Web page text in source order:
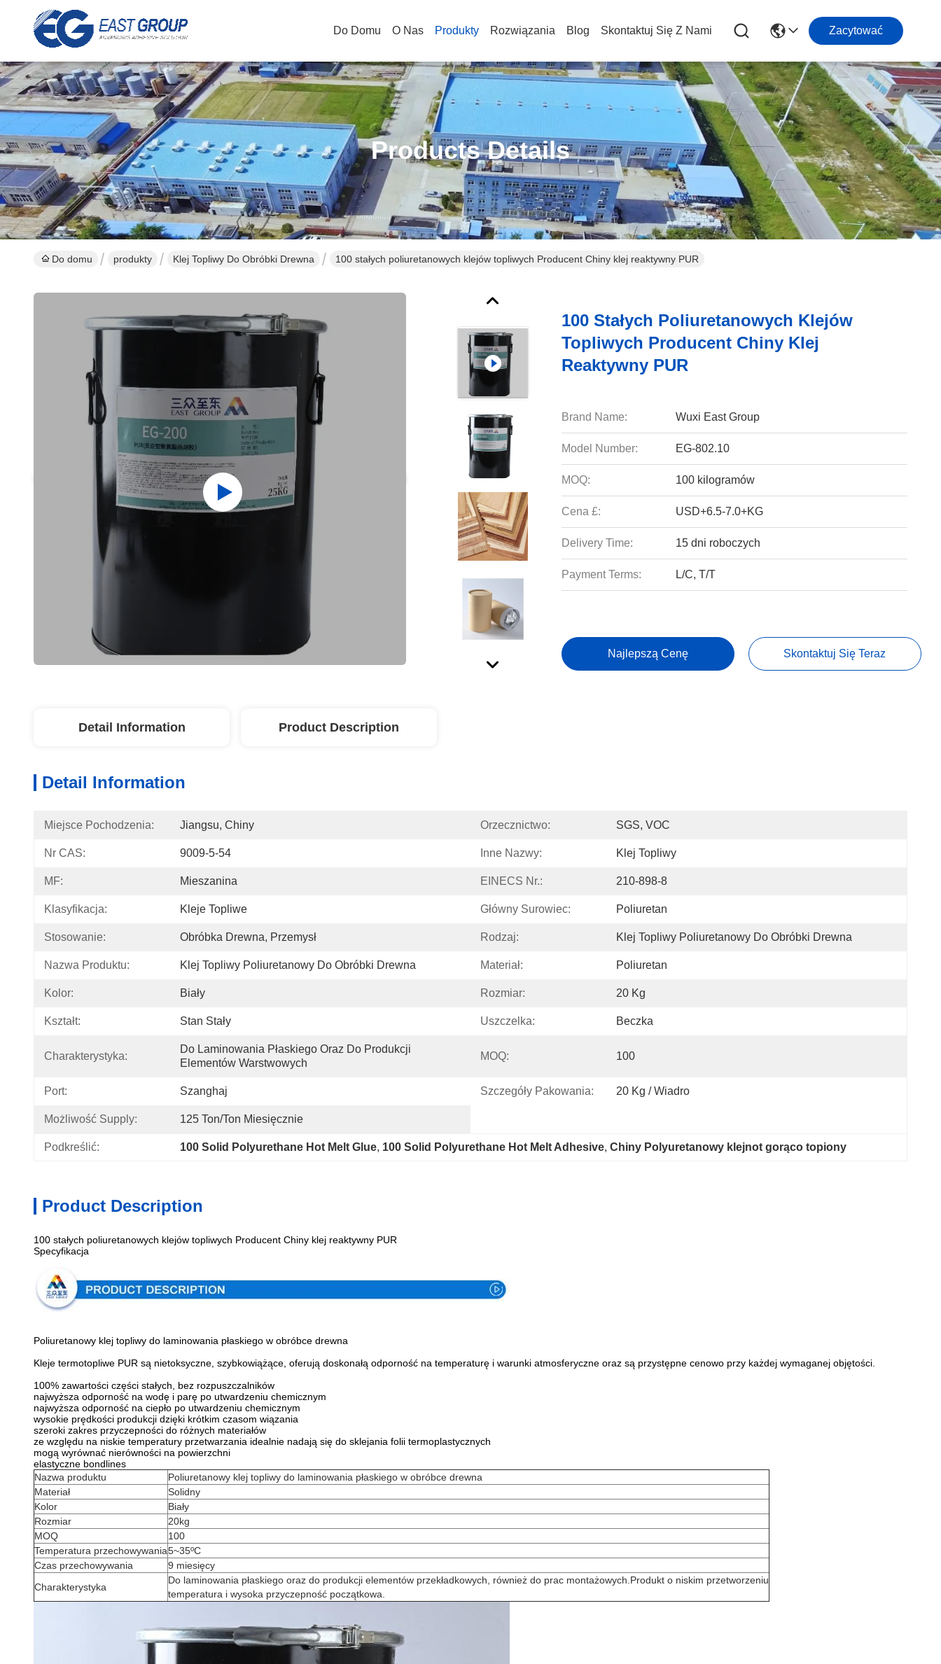
Do Domu O Nas Produkty Rozwiązania Blog Skontaktuj Się Z Nami Zacytować
Products Details
Do domu produkty Klej Topliwy Do Obróbki Drewna 100 stałych poliuretanowych klejów topliwych Producent Chiny klej reaktywny PUR
100 Stałych Poliuretanowych Klejów
Topliwych Producent Chiny Klej
Reaktywny PUR
Brand Name: Wuxi East Group
Model Number: EG-802.10
MOQ: 100 kilogramów
Cena £: USD+6.5-7.0+KG
Delivery Time: 15 dni roboczych
Payment Terms: L/C, T/T
Najlepszą Cenę Skontaktuj Się Teraz
Detail Information Product Description
Detail Information
Miejsce Pochodzenia: Jiangsu, Chiny Orzecznictwo: SGS, VOC
Nr CAS: 9009-5-54 Inne Nazwy: Klej Topliwy
MF: Mieszanina EINECS Nr.: 210-898-8
Klasyfikacja: Kleje Topliwe Główny Surowiec: Poliuretan
Stosowanie: Obróbka Drewna, Przemysł Rodzaj: Klej Topliwy Poliuretanowy Do Obróbki Drewna
Nazwa Produktu: Klej Topliwy Poliuretanowy Do Obróbki Drewna Materiał: Poliuretan
Kolor: Biały Rozmiar: 20 Kg
Kształt: Stan Stały Uszczelka: Beczka
Charakterystyka:
Do Laminowania Płaskiego Oraz Do Produkcji
Elementów Warstwowych
MOQ: 100
Port: Szanghaj Szczegóły Pakowania: 20 Kg / Wiadro
Możliwość Supply: 125 Ton/ton Miesięcznie
Podkreślić: 100 Solid Polyurethane Hot Melt Glue, 100 Solid Polyurethane Hot Melt Adhesive, Chiny Polyuretanowy klejnot gorąco topiony
Product Description
100 stałych poliuretanowych klejów topliwych Producent Chiny klej reaktywny PUR
Specyfikacja
Poliuretanowy klej topliwy do laminowania płaskiego w obróbce drewna
Kleje termotopliwe PUR są nietoksyczne, szybkowiążące, oferują doskonałą odporność na temperaturę i warunki atmosferyczne oraz są przystępne cenowo przy każdej wymaganej objętości.
100% zawartości części stałych, bez rozpuszczalników
najwyższa odporność na wodę i parę po utwardzeniu chemicznym
najwyższa odporność na ciepło po utwardzeniu chemicznym
wysokie prędkości produkcji dzięki krótkim czasom wiązania
szeroki zakres przyczepności do różnych materiałów
ze względu na niskie temperatury przetwarzania idealnie nadają się do sklejania folii termoplastycznych
mogą wyrównać nierówności na powierzchni
elastyczne bondlines
Nazwa produktu
Poliuretanowy klej topliwy do laminowania płaskiego w obróbce drewna
Materiał
Solidny
Kolor
Biały
Rozmiar
20kg
MOQ
100
Temperatura przechowywania5~35ºC
Czas przechowywania
9 miesięcy
Charakterystyka
Do laminowania płaskiego oraz do produkcji elementów przekładkowych, również do prac montażowych.Produkt o niskim przetworzeniu
temperatura i wysoka przyczepność początkowa.